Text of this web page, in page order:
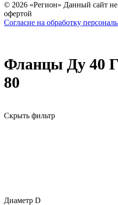
© 2026 «Регион» Данный сайт не
офертой
Согласие на обработку
Фланцы Ду 40
80
Скрыть фильтр
Диаметр D